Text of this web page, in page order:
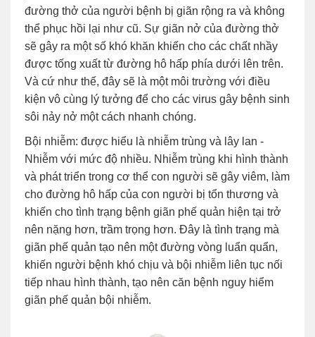
đường thở của người bệnh bị giãn rộng ra và không
thể phục hồi lại như cũ. Sự giãn nở của đường thở
sẽ gây ra một số khó khăn khiến cho các chất nhầy
được tống xuất từ đường hô hấp phía dưới lên trên.
Và cứ như thế, đây sẽ là một môi trường với điều
kiện vô cùng lý tưởng để cho các virus gây bệnh sinh
sôi nảy nở một cách nhanh chóng.
Bội nhiễm: được hiểu là nhiễm trùng và lây lan -
Nhiễm với mức độ nhiều. Nhiễm trùng khi hình thành
và phát triển trong cơ thể con người sẽ gây viêm, làm
cho đường hô hấp của con người bị tổn thương và
khiến cho tình trạng bệnh giãn phế quản hiện tại trở
nên nặng hơn, trầm trọng hơn. Đây là tình trạng mà
giãn phế quản tạo nên một đường vòng luẩn quẩn,
khiến người bệnh khó chịu và bội nhiễm liên tục nối
tiếp nhau hình thành, tạo nên căn bệnh nguy hiểm
giãn phế quản bội nhiễm.